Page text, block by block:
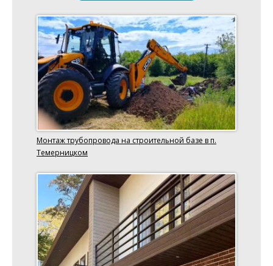
Монтаж трубопровода на строительной базе в п.
Темерницком